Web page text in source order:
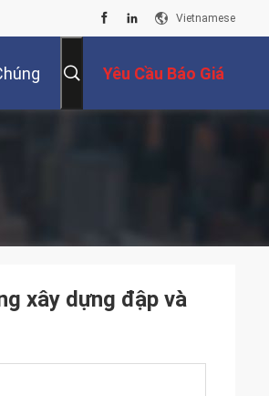
Vietnamese
Yêu Cầu Báo Giá
xây dựng đập và